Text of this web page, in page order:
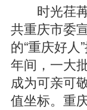
时光荏苒
共重庆市委
的“重庆好人
年间，一大
成为可亲可
值坐标。重